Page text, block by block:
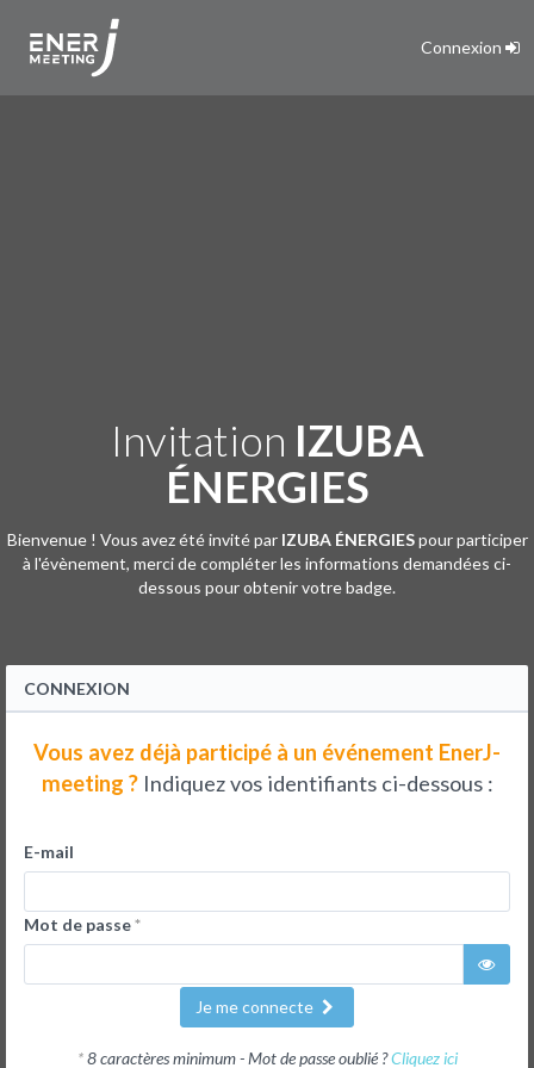
Connexion
Invitation IZUBA
ÉNERGIES
Bienvenue ! Vous avez été invité par IZUBA ÉNERGIESpour participer
à l'évènement, merci de compléter les informations demandées ci-
dessous pour obtenir votre badge.
CONNEXION
Vous avez déjà participé à un événement EnerJ-
meeting ?Indiquez vos identifiants ci-dessous :
E-mail
Mot de passe*
Je me connecte
*8 caractères minimum - Mot de passe oublié ?Cliquez ici